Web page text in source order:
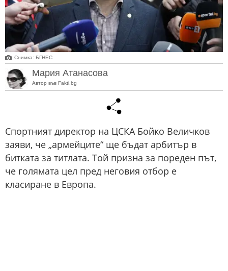
Снимка: БГНЕС
Мария Атанасова
Автор във Fakti.bg
Спортният директор на ЦСКА Бойко Величков
заяви, че „армейците“ ще бъдат арбитър в
битката за титлата. Той призна за пореден път,
че голямата цел пред неговия отбор е
класиране в Европа.